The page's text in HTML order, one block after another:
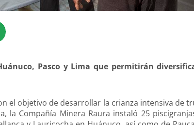
Pasco y Lima que permitirán
el objetivo de desarrollar la crianza intensiva de
la Compañía Minera Raura instaló 25